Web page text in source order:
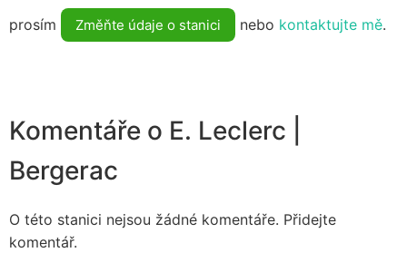
prosím Změňte údaje o stanici nebo kontaktujte mě.
Komentáře o E. Leclerc |
Bergerac
O této stanici nejsou žádné komentáře. Přidejte
komentář.